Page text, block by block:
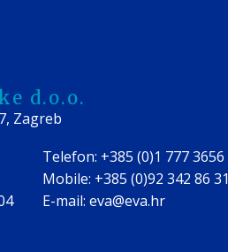
d.o.o.
Zagreb
Telefon: +385 (0)1 777 3656
Mobile: +385 (0)92 342 86 31
E-mail: eva@eva.hr